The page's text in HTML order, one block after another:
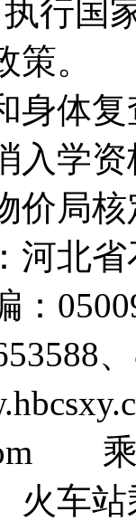
国家
策。
身体
消入
价局
北省
乘
火车